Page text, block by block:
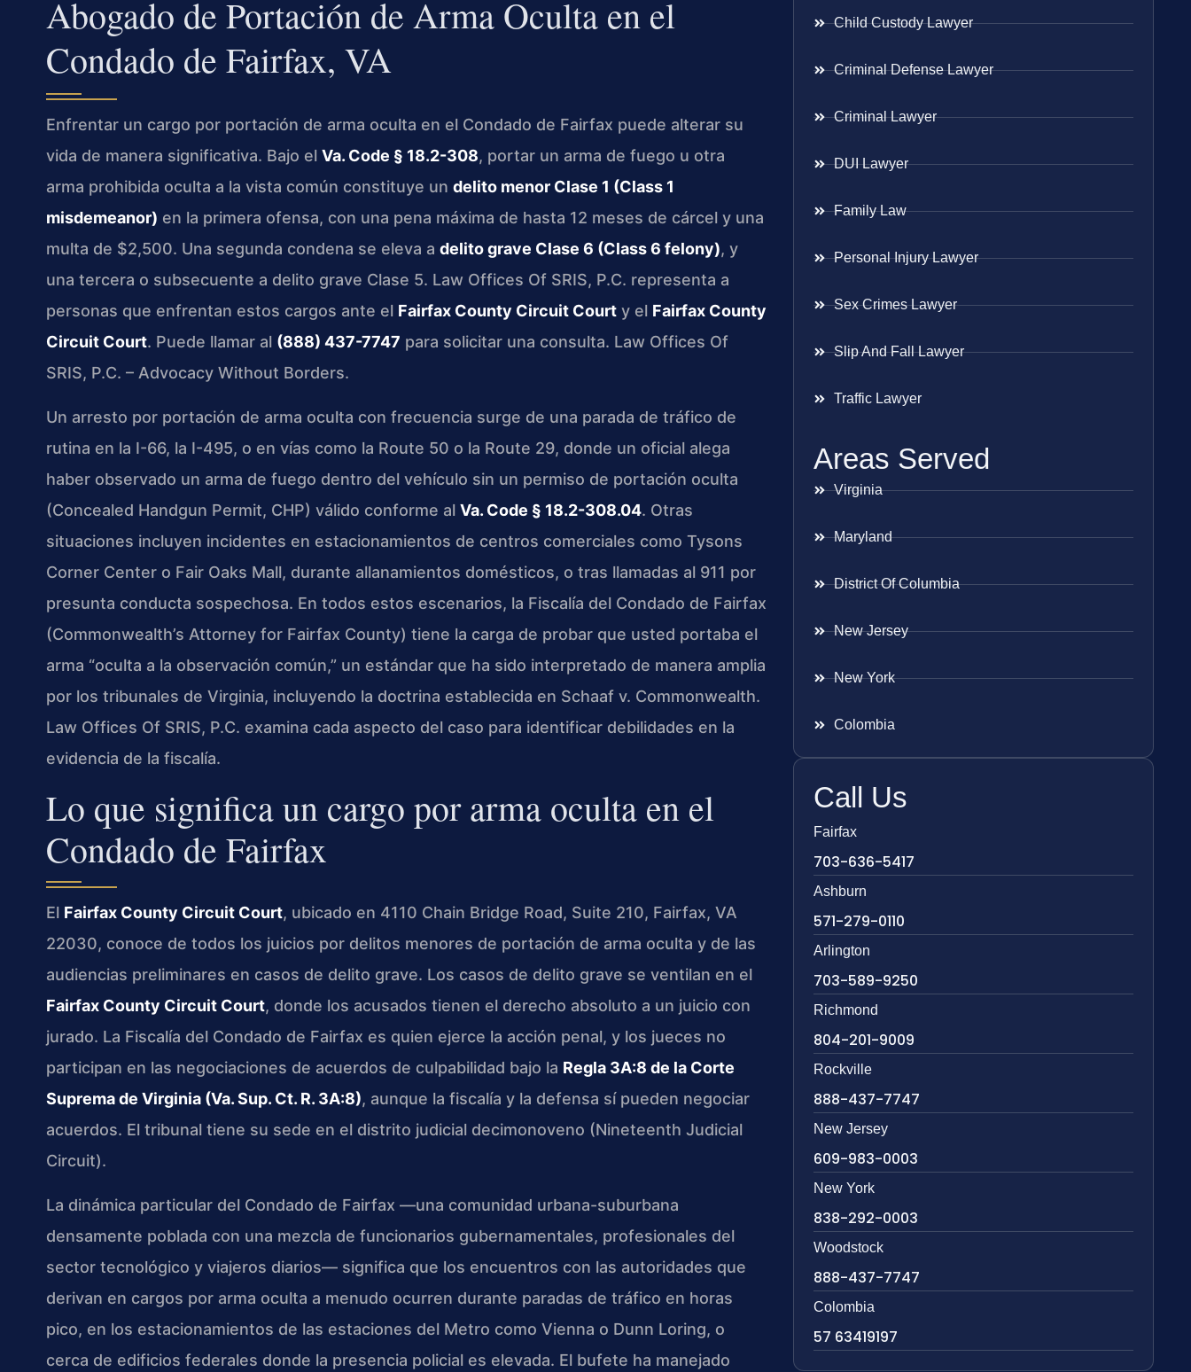
Abogado de Portación de Arma Oculta en el
Condado de Fairfax, VA
Enfrentar un cargo por portación de arma oculta en el Condado de Fairfax puede alterar su
vida de manera significativa. Bajo el Va. Code § 18.2-308, portar un arma de fuego u otra
arma prohibida oculta a la vista común constituye un delito menor Clase 1 (Class 1
misdemeanor) en la primera ofensa, con una pena máxima de hasta 12 meses de cárcel y una
multa de $2,500. Una segunda condena se eleva a delito grave Clase 6 (Class 6 felony), y
una tercera o subsecuente a delito grave Clase 5. Law Offices Of SRIS, P.C. representa a
personas que enfrentan estos cargos ante el Fairfax County Circuit Court y el Fairfax County
Circuit Court. Puede llamar al (888) 437-7747 para solicitar una consulta. Law Offices Of
SRIS, P.C. – Advocacy Without Borders.
Un arresto por portación de arma oculta con frecuencia surge de una parada de tráfico de
rutina en la I-66, la I-495, o en vías como la Route 50 o la Route 29, donde un oficial alega
haber observado un arma de fuego dentro del vehículo sin un permiso de portación oculta
(Concealed Handgun Permit, CHP) válido conforme al Va. Code § 18.2-308.04. Otras
situaciones incluyen incidentes en estacionamientos de centros comerciales como Tysons
Corner Center o Fair Oaks Mall, durante allanamientos domésticos, o tras llamadas al 911 por
presunta conducta sospechosa. En todos estos escenarios, la Fiscalía del Condado de Fairfax
(Commonwealth’s Attorney for Fairfax County) tiene la carga de probar que usted portaba el
arma “oculta a la observación común,” un estándar que ha sido interpretado de manera amplia
por los tribunales de Virginia, incluyendo la doctrina establecida en Schaaf v. Commonwealth.
Law Offices Of SRIS, P.C. examina cada aspecto del caso para identificar debilidades en la
evidencia de la fiscalía.
Lo que significa un cargo por arma oculta en el
Condado de Fairfax
El Fairfax County Circuit Court, ubicado en 4110 Chain Bridge Road, Suite 210, Fairfax, VA
22030, conoce de todos los juicios por delitos menores de portación de arma oculta y de las
audiencias preliminares en casos de delito grave. Los casos de delito grave se ventilan en el
Fairfax County Circuit Court, donde los acusados tienen el derecho absoluto a un juicio con
jurado. La Fiscalía del Condado de Fairfax es quien ejerce la acción penal, y los jueces no
participan en las negociaciones de acuerdos de culpabilidad bajo la Regla 3A:8 de la Corte
Suprema de Virginia (Va. Sup. Ct. R. 3A:8), aunque la fiscalía y la defensa sí pueden negociar
acuerdos. El tribunal tiene su sede en el distrito judicial decimonoveno (Nineteenth Judicial
Circuit).
La dinámica particular del Condado de Fairfax —una comunidad urbana-suburbana
densamente poblada con una mezcla de funcionarios gubernamentales, profesionales del
sector tecnológico y viajeros diarios— significa que los encuentros con las autoridades que
derivan en cargos por arma oculta a menudo ocurren durante paradas de tráfico en horas
pico, en los estacionamientos de las estaciones del Metro como Vienna o Dunn Loring, o
cerca de edificios federales donde la presencia policial es elevada. El bufete ha manejado
Child Custody Lawyer
Criminal Defense Lawyer
Criminal Lawyer
DUI Lawyer
Family Law
Personal Injury Lawyer
Sex Crimes Lawyer
Slip And Fall Lawyer
Traffic Lawyer
Areas Served
Virginia
Maryland
District Of Columbia
New Jersey
New York
Colombia
Call Us
Fairfax
703-636-5417
Ashburn
571-279-0110
Arlington
703-589-9250
Richmond
804-201-9009
Rockville
888-437-7747
New Jersey
609-983-0003
New York
838-292-0003
Woodstock
888-437-7747
Colombia
57 63419197